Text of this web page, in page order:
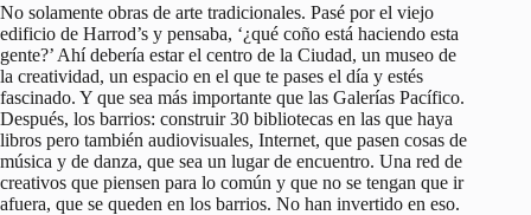
No solamente obras de arte tradicionales. Pasé por el viejo
edificio de Harrod’s y pensaba, ‘¿qué coño está haciendo esta
gente?’ Ahí debería estar el centro de la Ciudad, un museo de
la creatividad, un espacio en el que te pases el día y estés
fascinado. Y que sea más importante que las Galerías Pacífico.
Después, los barrios: construir 30 bibliotecas en las que haya
libros pero también audiovisuales, Internet, que pasen cosas de
música y de danza, que sea un lugar de encuentro. Una red de
creativos que piensen para lo común y que no se tengan que ir
afuera, que se queden en los barrios. No han invertido en eso.